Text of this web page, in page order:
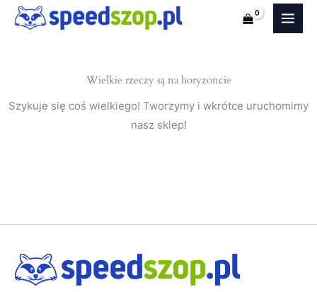
Przejdź
Wielkie rzeczy są na horyzoncie
Szykuje się coś wielkiego! Tworzymy i wkrótce uruchomimy
nasz sklep!
Lancer
VI
na